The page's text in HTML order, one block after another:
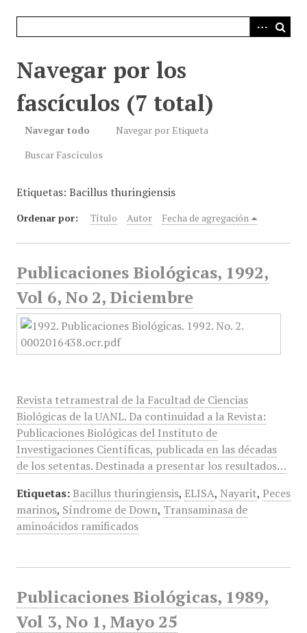
Navegar por los
fascículos (7 total)
Navegar todo
Navegar por Etiqueta
Buscar Fascículos
Etiquetas: Bacillus thuringiensis
Ordenar por: Título Autor Fecha de agregación
Publicaciones Biológicas, 1992,
Vol 6, No 2, Diciembre
Revista tetramestral de la Facultad de Ciencias
Biológicas de la UANL. Da continuidad a la Revista:
Publicaciones Biológicas del Instituto de
Investigaciones Científicas, publicada en las décadas
de los setentas. Destinada a presentar los resultados…
Etiquetas: Bacillus thuringiensis, ELISA, Nayarit, Peces
marinos, Síndrome de Down, Transaminasa de
aminoácidos ramificados
Publicaciones Biológicas, 1989,
Vol 3, No 1, Mayo 25